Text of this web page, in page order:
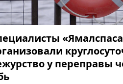
у переправы